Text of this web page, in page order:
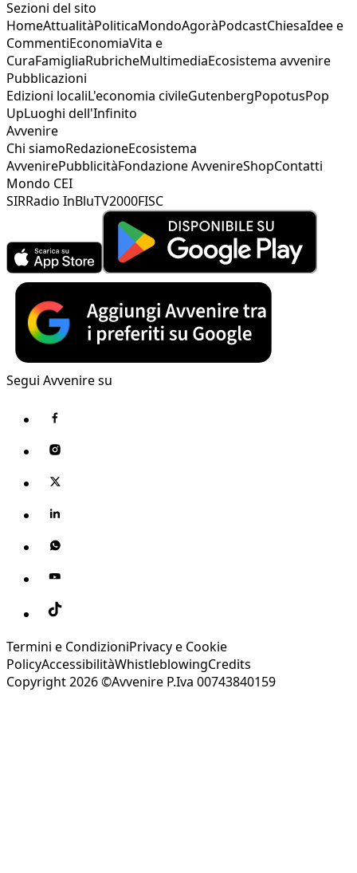
Sezioni del sito
HomeAttualitàPoliticaMondoAgoràPodcastChiesaIdee e
CommentiEconomiaVita e
CuraFamigliaRubricheMultimediaEcosistema avvenire
Pubblicazioni
Edizioni localiL'economia civileGutenbergPopotusPop
UpLuoghi dell'Infinito
Avvenire
Chi siamoRedazioneEcosistema
AvvenirePubblicitàFondazione AvvenireShopContatti
Mondo CEI
SIRRadio InBluTV2000FISC
Segui Avvenire su
Termini e CondizioniPrivacy e Cookie
PolicyAccessibilitàWhistleblowingCredits
Copyright 2026 ©Avvenire P.Iva 00743840159